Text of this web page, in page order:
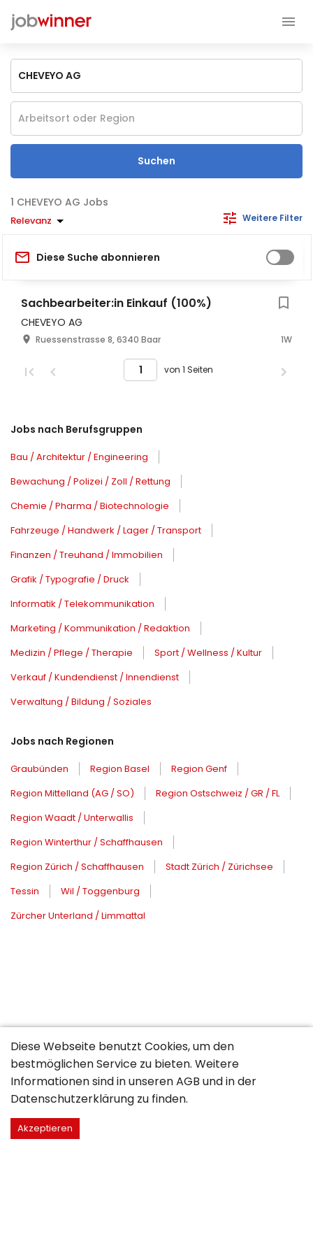
Suchen
CHEVEYO AG Jobs
Relevanz Weitere Filter
Diese Suche abonnieren
Sachbearbeiter:in Einkauf (100%)
CHEVEYO AG
Ruessenstrasse 8, 6340 Baar 1W
von 1 Seiten
Jobs nach Berufsgruppen
Bau / Architektur / Engineering
Bewachung / Polizei / Zoll / Rettung
Chemie / Pharma / Biotechnologie
Fahrzeuge / Handwerk / Lager / Transport
Finanzen / Treuhand / Immobilien
Grafik / Typografie / Druck
Informatik / Telekommunikation
Marketing / Kommunikation / Redaktion
Medizin / Pflege / Therapie
Sport / Wellness / Kultur
Verkauf / Kundendienst / Innendienst
Verwaltung / Bildung / Soziales
Jobs nach Regionen
Graubünden Region Basel
Region Genf
Region Mittelland (AG / SO)
Region Ostschweiz / GR / FL
Region Waadt / Unterwallis
Region Winterthur / Schaffhausen
Region Zürich / Schaffhausen
Stadt Zürich / Zürichsee
Tessin
Wil / Toggenburg
Zürcher Unterland / Limmattal
Diese Webseite benutzt Cookies, um den
bestmöglichen Service zu bieten. Weitere
Informationen sind in unserenAGB und in der
Datenschutzerklärung zu finden.
Akzeptieren